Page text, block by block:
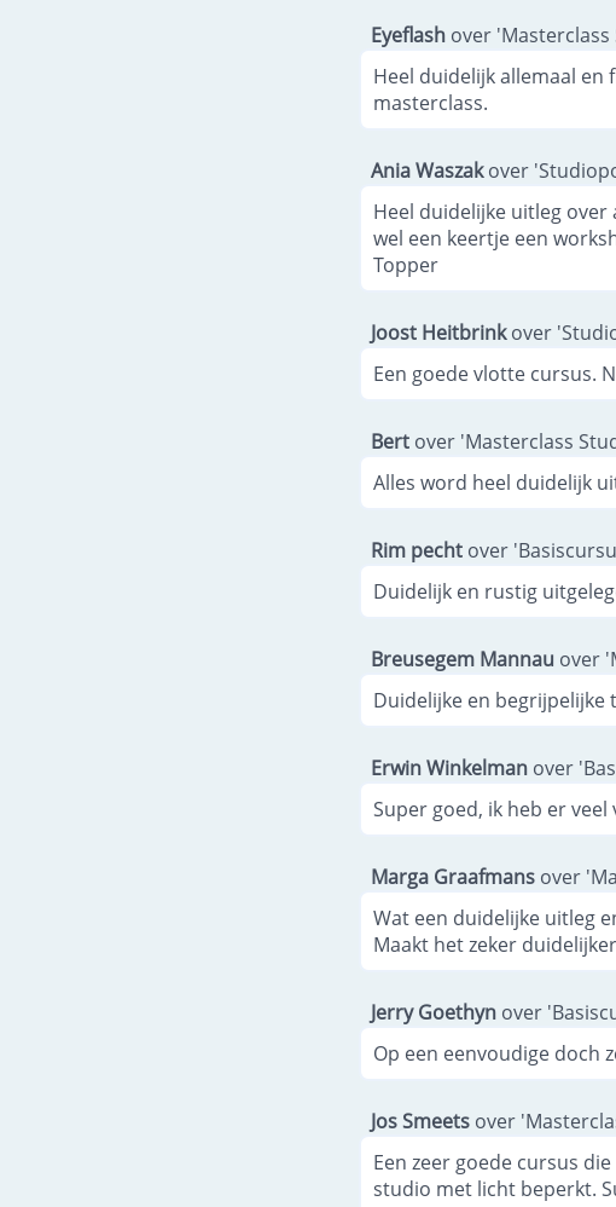
Eyeflash over
Heel duidelijk allemaal en
masterclass.
Ania Waszakover
Heel duidelijke uitleg
wel een keertje een
Topper
Joost Heitbrinkover
Een goede vlotte cursus.
Bert over 'Masterclass
Alles word heel duidelijk
Rim pecht over
Duidelijk en rustig
Breusegem Mannau over
Duidelijke en begrijpelijke
Erwin Winkelman over
Super goed, ik heb er
Marga Graafmans over
Wat een duidelijke uitleg
Maakt het zeker
Jerry Goethyn over
Op een eenvoudige doch
Jos Smeets over
Een zeer goede cursus
studio met licht beperkt.